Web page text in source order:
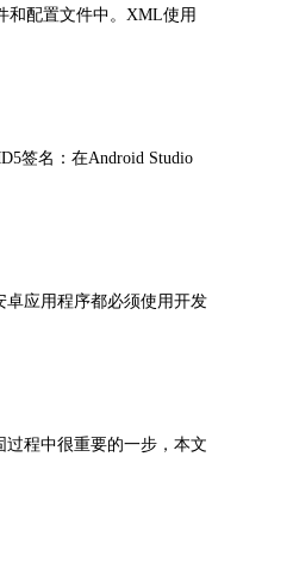
和配置文件中。XML使用
签名：在Android Studio
应用程序都必须使用开发
程中很重要的一步，本文